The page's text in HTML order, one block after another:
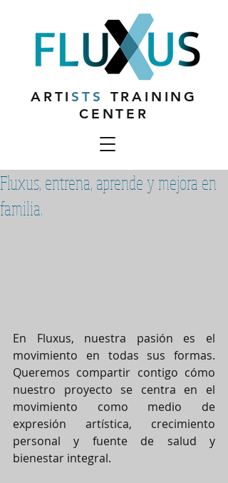
ARTISTS
TRAINING
CENTER
Fluxus, entrena, aprende y mejora en
familia.
En Fluxus, nuestra pasión es el
movimiento en todas sus formas.
Queremos compartir contigo cómo
nuestro proyecto se centra en el
movimiento como medio de
expresión artística, crecimiento
personal y fuente de salud y
bienestar integral.